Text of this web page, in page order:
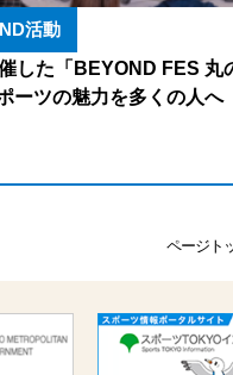
活動
した「BEYOND FES 丸
ーツの魅力を多くの人へ